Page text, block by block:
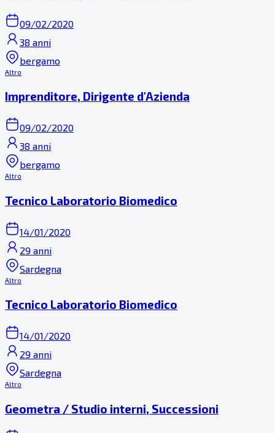
09/02/2020
38 anni
bergamo
Altro
Imprenditore, Dirigente d'Azienda
09/02/2020
38 anni
bergamo
Altro
Tecnico Laboratorio Biomedico
14/01/2020
29 anni
Sardegna
Altro
Tecnico Laboratorio Biomedico
14/01/2020
29 anni
Sardegna
Altro
Geometra / Studio interni, Successioni